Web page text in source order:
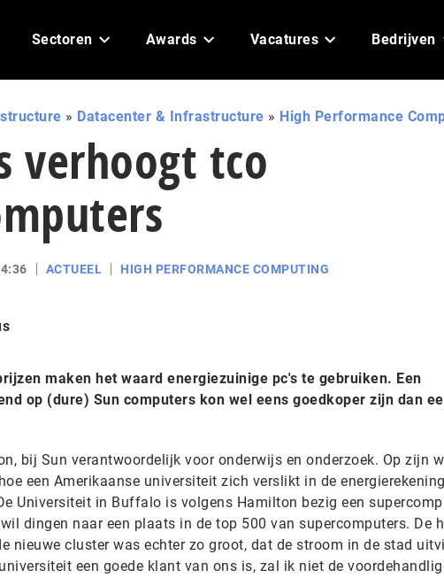
Sectoren Awards Vacatures Bedrijven
» Datacenter & Infrastructure » High Performance
verhoogt tco
ACTUEEL HIGH PERFORMANCE COMPUTING
maken het waard energiezuinige pc's te gebruiken. Een
op (dure) Sun computers kon wel eens goedkoper zijn dan
bij Sun verantwoordelijk voor onderwijs en onderzoek. Op zijn
een Amerikaanse universiteit zich verslikt in de
Universiteit in Buffalo is volgens Hamilton bezig een
dingen naar een plaats in de top 500 van supercomputers. De
nieuwe cluster was echter zo groot, dat de stroom in de stad
een goede klant van ons is, zal ik niet de